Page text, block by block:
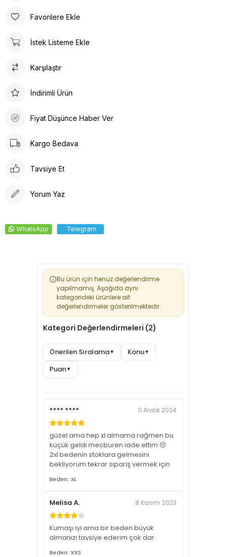
* Dr. Greys model hemşire forması likralı oldugu için esnek bir
yapışmaz sizi rahatsız etmez.
önünde bulundurarak sipariş vermenizi öneririz.
* 30°’de kısa programda yıkanılması önerilir. 30 derece üstü
Favorilere Ekle
İstek Listeme Ekle
Karşılaştır
İndirimli Ürün
Fiyat Düşünce Haber Ver
Kargo Bedava
Tavsiye Et
Yorum Yaz
WhatsApp Telegram
Bu ürün için henüz değerlendirme
yapılmamış. Aşağıda aynı
kategorideki ürünlere ait
değerlendirmeler gösterilmektedir.
Kategori Değerlendirmeleri (2)
Önerilen Sıralama▼ Konu▼
Puan▼
**** **** 11 Aralık 2024
güzel ama hep xl almama rağmen bu
küçük geldi mecburen iade ettim 😔
2xl bedenin stoklara gelmesini
bekliyorum tekrar sipariş vermek için
Beden: XL
Melisa A. 8 Kasım 2023
Kumaşı iyi ama bir beden büyük
almanızı tavsiye ederim çok dar.
Beden: XXS